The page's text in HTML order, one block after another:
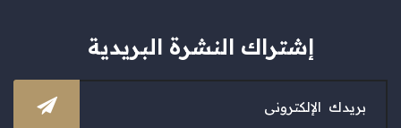
إشتراك النشرة البريدية